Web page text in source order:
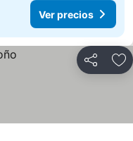
Ver precios
Compartir